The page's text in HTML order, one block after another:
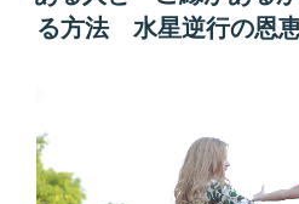
の
朝、
逆
行
終
日:
る方法 水星逆行の恩